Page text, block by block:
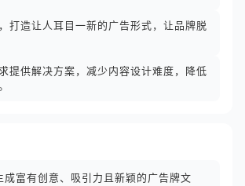
打造让人耳目一新的广告形式，让品牌脱
提供解决方案，减少内容设计难度，降低
成富有创意、吸引力且新颖的广告牌文